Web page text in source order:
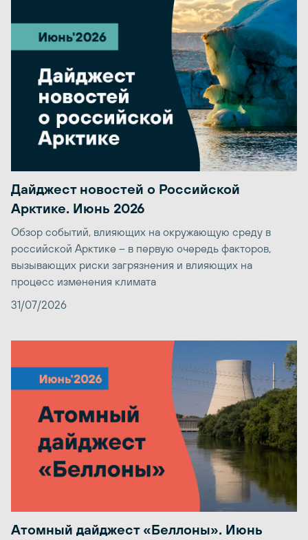
Дайджест новостей о Российской
Арктике. Июнь 2026
Обзор событий, влияющих на окружающую среду в
российской Арктике – в первую очередь факторов,
вызывающих риски загрязнения и влияющих на
процесс изменения климата
31/07/2026
Атомный дайджест «Беллоны». Июнь